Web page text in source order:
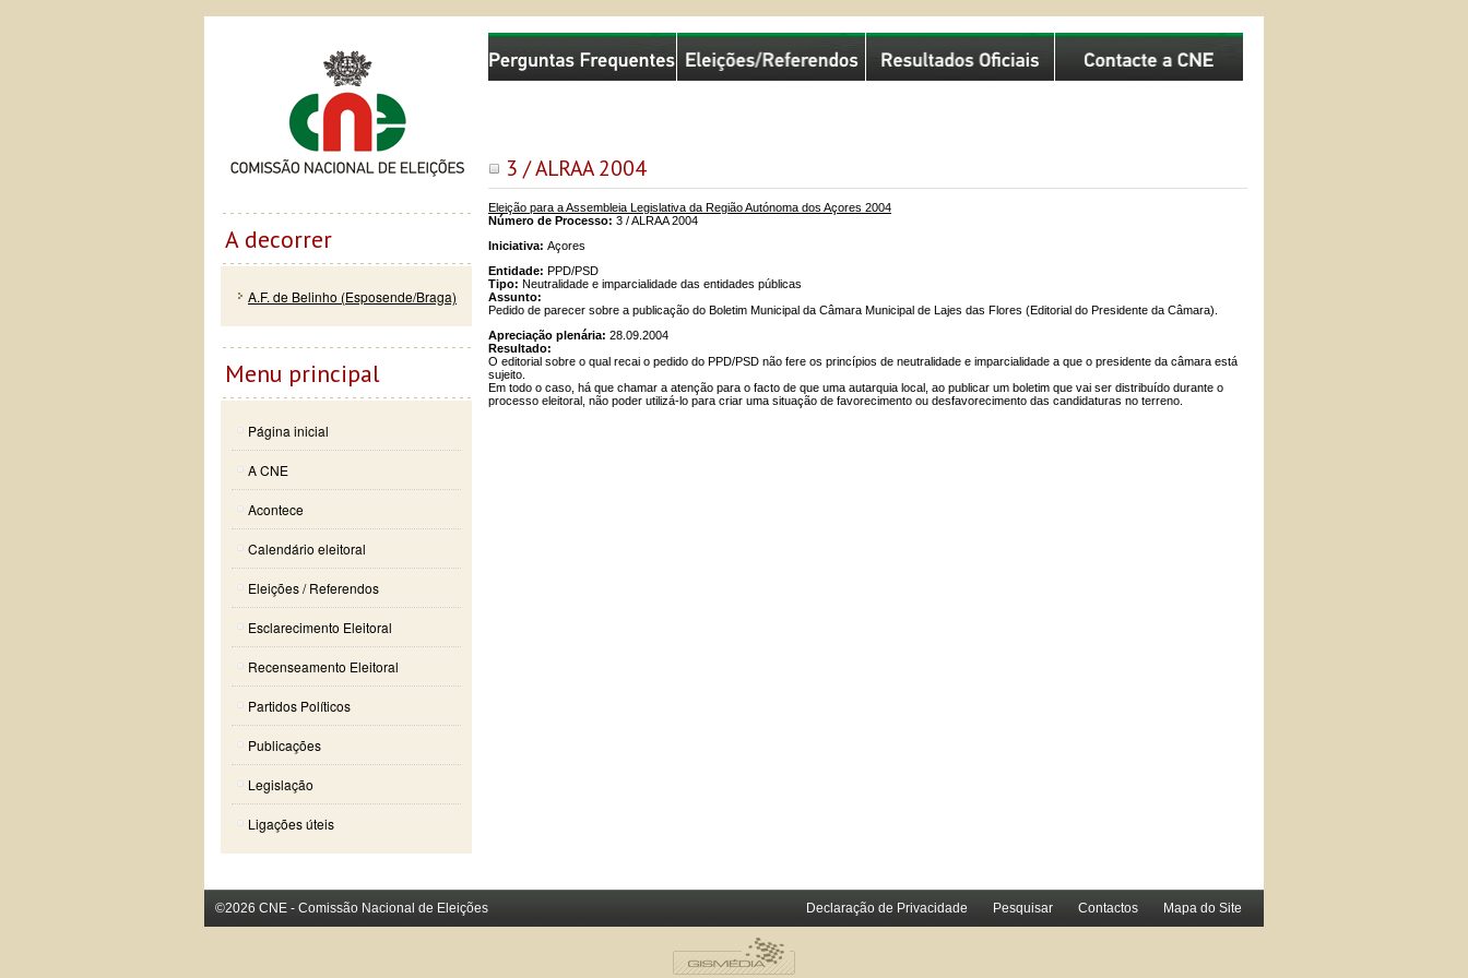
3 / ALRAA 2004
Eleição para a Assembleia Legislativa da Região Autónoma dos Açores 2004
Número de Processo: 3 / ALRAA 2004
Iniciativa: Açores
Entidade: PPD/PSD
Tipo: Neutralidade e imparcialidade das entidades públicas
Assunto:
Pedido de parecer sobre a publicação do Boletim Municipal da Câmara Municipal de Lajes das Flores (Editorial do Presidente da Câmara).
Apreciação plenária: 28.09.2004
Resultado:
O editorial sobre o qual recai o pedido do PPD/PSD não fere os princípios de neutralidade e imparcialidade a que o presidente da câmara está
sujeito.
Em todo o caso, há que chamar a atenção para o facto de que uma autarquia local, ao publicar um boletim que vai ser distribuído durante o
processo eleitoral, não poder utilizá-lo para criar uma situação de favorecimento ou desfavorecimento das candidaturas no terreno.
Comissão Nacional de Eleições
A decorrer
A.F. de Belinho (Esposende/Braga)
Menu principal
Página inicial
A CNE
Acontece
Calendário eleitoral
Eleições / Referendos
Esclarecimento Eleitoral
Recenseamento Eleitoral
Partidos Políticos
Publicações
Legislação
Ligações úteis
©2026 CNE - Comissão Nacional de Eleições Declaração de Privacidade Pesquisar Contactos Mapa do Site